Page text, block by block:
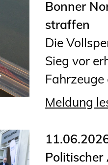
Bonner
straffen
Die
Sieg vor
Fahrzeuge
Meldung